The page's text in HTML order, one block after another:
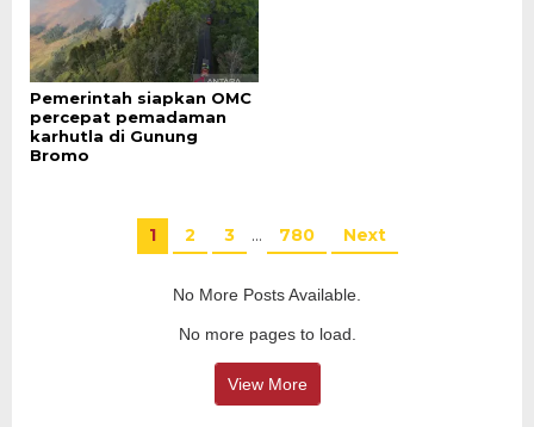
Pemerintah siapkan OMC
percepat pemadaman
karhutla di Gunung
Bromo
1 2 3 … 780 Next
No More Posts Available.
No more pages to load.
View More